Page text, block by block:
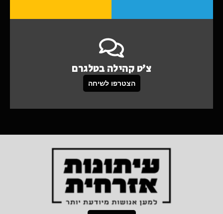
צ'ט קהילה בטלגרם
הצטרפו לשיחה